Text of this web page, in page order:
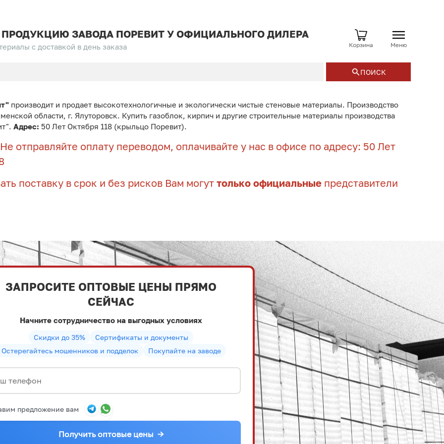
ЗАВОДА ПОРЕВИТ У ОФИЦИАЛЬНОГО ДИЛЕРА
с доставкой в день заказа Корзина Меню
ПОИСК
производит и продает высокотехнологичные и экологически чистые стеновые материалы. Производство
области, г. Ялуторовск. Купить газоблок, кирпич и другие строительные материалы производства
Адрес: 50 Лет Октября 118 (крыльцо Поревит).
отправляйте оплату переводом, оплачивайте у нас в офисе по адресу: 50 Лет
поставку в срок и без рисков Вам могут только официальные представители
ЗАПРОСИТЕ ОПТОВЫЕ ЦЕНЫ ПРЯМО
СЕЙЧАС
Начните сотрудничество на выгодных условиях
Скидки до 35%
Сертификаты и документы
Остерегайтесь мошенников и подделок
Покупайте на заводе
предложение вам
Получить оптовые цены →